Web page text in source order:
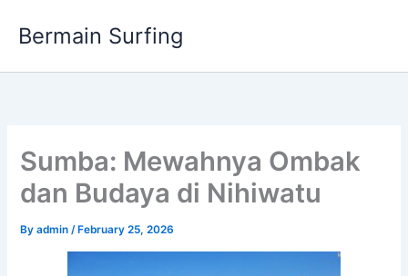
Bermain Surfing
Sumba: Mewahnya Ombak
dan Budaya di Nihiwatu
Byadmin/ February 25, 2026